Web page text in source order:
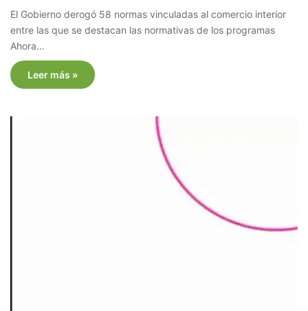
El Gobierno derogó 58 normas vinculadas al comercio interior
entre las que se destacan las normativas de los programas
Ahora…
Leer más »